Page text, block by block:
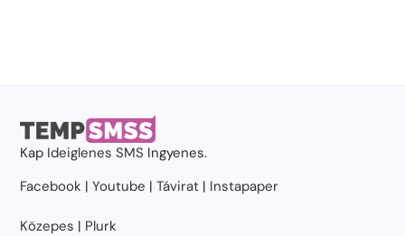
Kap Ideiglenes SMS Ingyenes.
Facebook |Youtube |Távirat | Instapaper
Közepes | Plurk